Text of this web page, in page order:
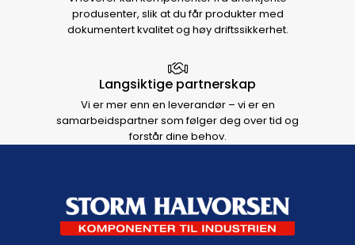
produsenter, slik at du får produkter med
dokumentert kvalitet og høy driftssikkerhet.
Langsiktige partnerskap
Vi er mer enn en leverandør – vi er en
samarbeidspartner som følger deg over tid og
forstår dine behov.
Footer navigation